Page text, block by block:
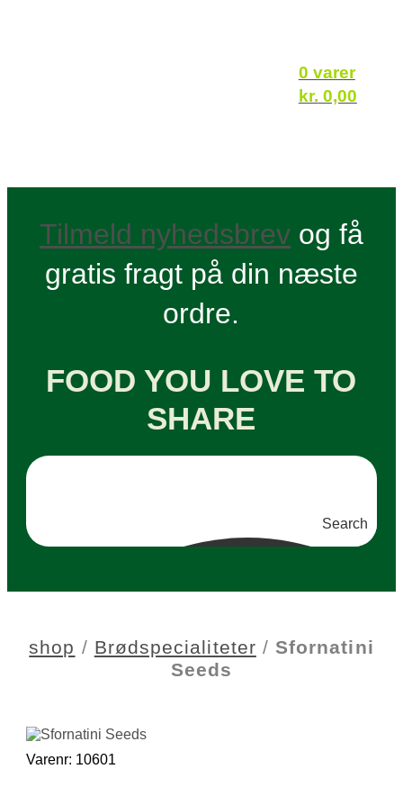
0 varer
kr. 0,00
Tilmeld nyhedsbrevog få
gratis fragt på din næste
ordre.
FOOD YOU LOVE TO
SHARE
Search
shop / Brødspecialiteter / Sfornatini
Seeds
Varenr: 10601